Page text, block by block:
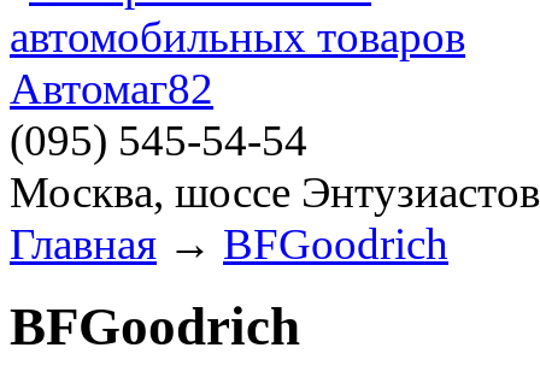
(095) 545-54-54
Москва, шоссе
Главная → BFGoodrich
BFGoodrich